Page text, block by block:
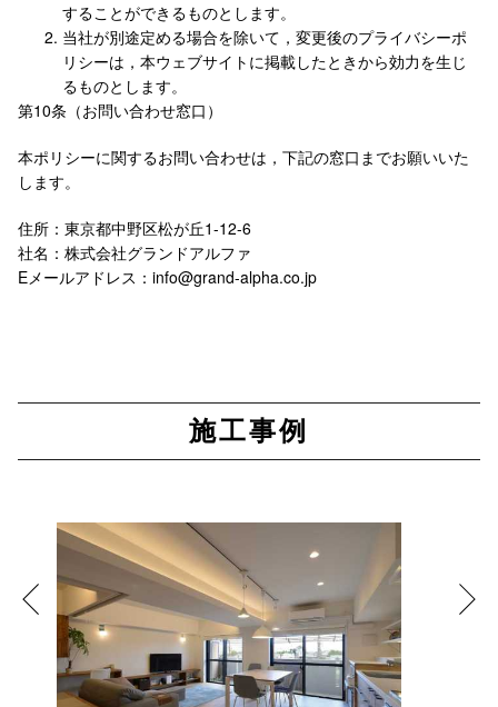
することができるものとします。
当社が別途定める場合を除いて，変更後のプライバシーポ
リシーは，本ウェブサイトに掲載したときから効力を生じ
るものとします。
第10条（お問い合わせ窓口）
本ポリシーに関するお問い合わせは，下記の窓口までお願いいた
します。
住所：東京都中野区松が丘1-12-6
社名：株式会社グランドアルファ
Eメールアドレス：info@grand-alpha.co.jp
施工事例